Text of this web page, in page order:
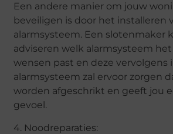
Een andere manier om jouw
beveiligen is door het installeren
alarmsysteem. Een slotenmaker
adviseren welk alarmsysteem
wensen past en deze vervolgens
alarmsysteem zal ervoor zorgen
worden afgeschrikt en geeft jou
gevoel.
4. Noodreparaties: